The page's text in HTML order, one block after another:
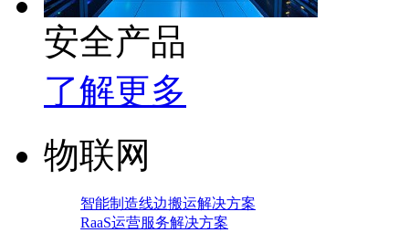
安全产品
了解更多
物联网
智能制造线边搬运解决方案
RaaS运营服务解决方案